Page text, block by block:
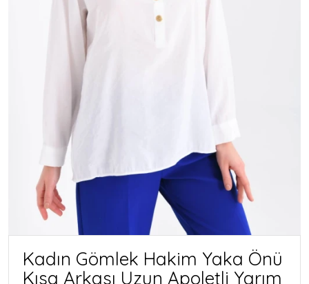
Kadın Gömlek Hakim Yaka Önü
Kısa Arkası Uzun Apoletli Yarım